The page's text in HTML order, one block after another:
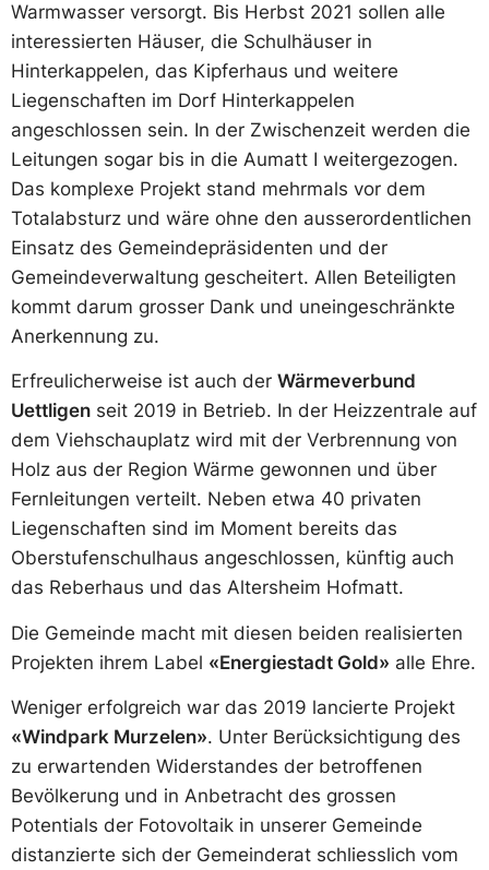
Warmwasser versorgt. Bis Herbst 2021 sollen alle
interessierten Häuser, die Schulhäuser in
Hinterkappelen, das Kipferhaus und weitere
Liegenschaften im Dorf Hinterkappelen
angeschlossen sein. In der Zwischenzeit werden die
Leitungen sogar bis in die Aumatt I weitergezogen.
Das komplexe Projekt stand mehrmals vor dem
Totalabsturz und wäre ohne den ausserordentlichen
Einsatz des Gemeindepräsidenten und der
Gemeindeverwaltung gescheitert. Allen Beteiligten
kommt darum grosser Dank und uneingeschränkte
Anerkennung zu.
Erfreulicherweise ist auch der Wärmeverbund
Uettligen seit 2019 in Betrieb. In der Heizzentrale auf
dem Viehschauplatz wird mit der Verbrennung von
Holz aus der Region Wärme gewonnen und über
Fernleitungen verteilt. Neben etwa 40 privaten
Liegenschaften sind im Moment bereits das
Oberstufenschulhaus angeschlossen, künftig auch
das Reberhaus und das Altersheim Hofmatt.
Die Gemeinde macht mit diesen beiden realisierten
Projekten ihrem Label «Energiestadt Gold» alle Ehre.
Weniger erfolgreich war das 2019 lancierte Projekt
«Windpark Murzelen». Unter Berücksichtigung des
zu erwartenden Widerstandes der betroffenen
Bevölkerung und in Anbetracht des grossen
Potentials der Fotovoltaik in unserer Gemeinde
distanzierte sich der Gemeinderat schliesslich vom